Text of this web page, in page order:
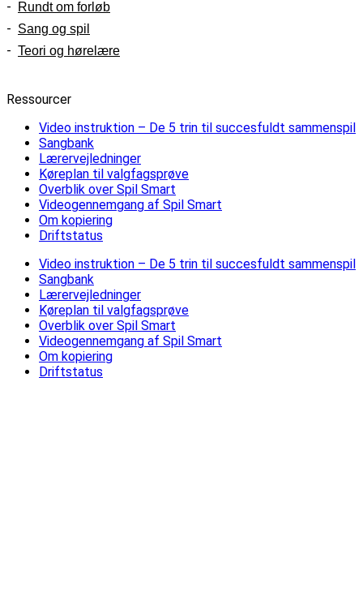
Rundt om forløb
Sang og spil
Teori og hørelære
Ressourcer
Video instruktion – De 5 trin til succesfuldt sammenspil
Sangbank
Lærervejledninger
Køreplan til valgfagsprøve
Overblik over Spil Smart
Videogennemgang af Spil Smart
Om kopiering
Driftstatus
Video instruktion – De 5 trin til succesfuldt sammenspil
Sangbank
Lærervejledninger
Køreplan til valgfagsprøve
Overblik over Spil Smart
Videogennemgang af Spil Smart
Om kopiering
Driftstatus